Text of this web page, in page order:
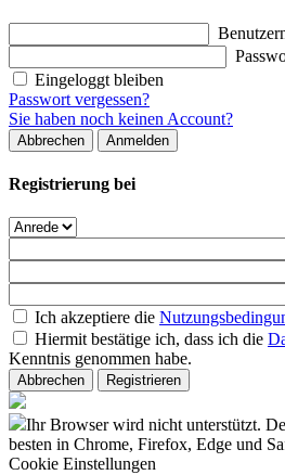
Eingeloggt bleiben
Passwort vergessen?
Sie haben noch keinen Account?
Abbrechen Anmelden
Registrierung bei
Ich akzeptiere die
Hiermit bestätige ich, dass ich die
Kenntnis genommen habe.
Abbrechen Registrieren
Ihr Browser wird nicht unterstützt.
besten in Chrome, Firefox, Edge und
Cookie Einstellungen